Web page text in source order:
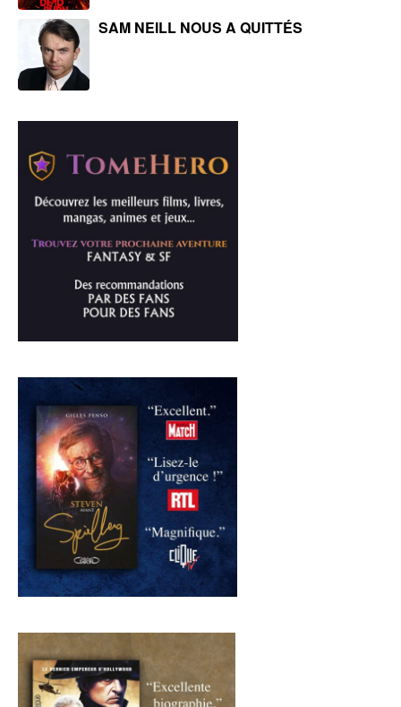
SAM NEILL NOUS A QUITTÉS